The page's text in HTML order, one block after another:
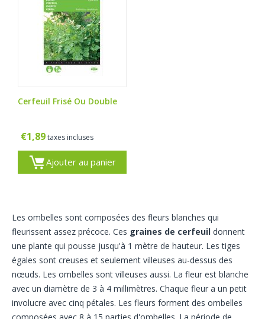
Cerfeuil Frisé Ou Double
€1,89taxes incluses
Ajouter au panier
Les ombelles sont composées des fleurs blanches qui
fleurissent assez précoce. Ces graines de cerfeuil donnent
une plante qui pousse jusqu'à 1 mètre de hauteur. Les tiges
égales sont creuses et seulement villeuses au-dessus des
nœuds. Les ombelles sont villeuses aussi. La fleur est blanche
avec un diamètre de 3 à 4 millimètres. Chaque fleur a un petit
involucre avec cinq pétales. Les fleurs forment des ombelles